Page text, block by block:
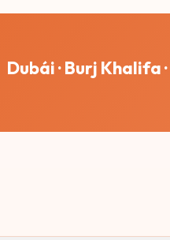
Dubái · Burj Khalifa